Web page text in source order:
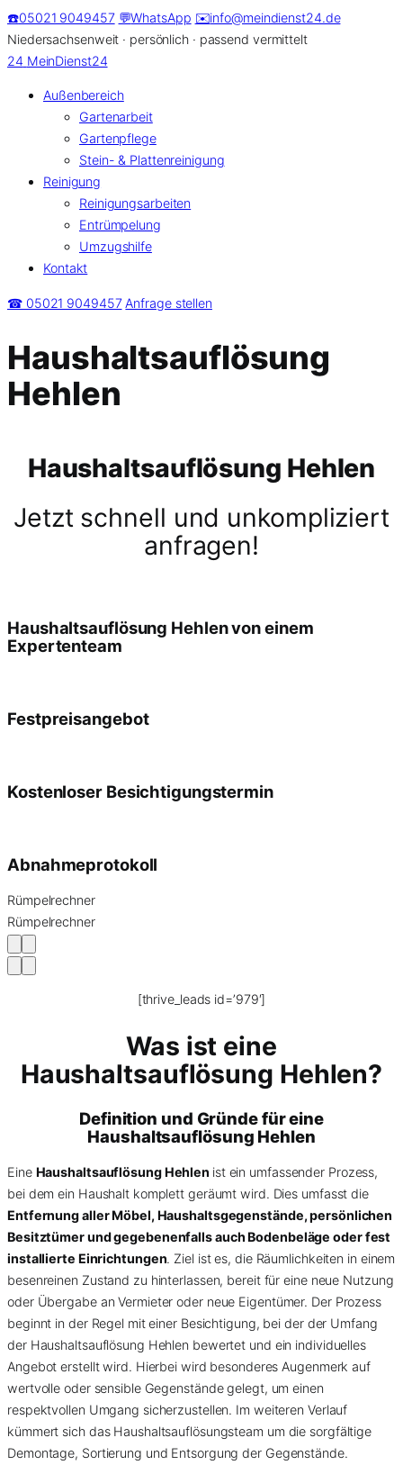
Zum
Inhalt
springen
☎️05021 9049457 💬WhatsApp ✉️info@meindienst24.de
Niedersachsenweit · persönlich · passend vermittelt
24 MeinDienst24
Außenbereich
Gartenarbeit
Gartenpflege
Stein- & Plattenreinigung
Reinigung
Reinigungsarbeiten
Entrümpelung
Umzugshilfe
Kontakt
☎ 05021 9049457 Anfrage stellen
Haushaltsauflösung
Hehlen
Haushaltsauflösung Hehlen
Jetzt schnell und unkompliziert
anfragen!
Haushaltsauflösung Hehlen von einem
Expertenteam
Festpreisangebot
Kostenloser Besichtigungstermin
Abnahmeprotokoll
Rümpelrechner
Rümpelrechner
[thrive_leads id=’979′]
Was ist eine
Haushaltsauflösung Hehlen?
Definition und Gründe für eine
Haushaltsauflösung Hehlen
Eine Haushaltsauflösung Hehlen ist ein umfassender Prozess,
bei dem ein Haushalt komplett geräumt wird. Dies umfasst die
Entfernung aller Möbel, Haushaltsgegenstände, persönlichen
Besitztümer und gegebenenfalls auch Bodenbeläge oder fest
installierte Einrichtungen. Ziel ist es, die Räumlichkeiten in einem
besenreinen Zustand zu hinterlassen, bereit für eine neue Nutzung
oder Übergabe an Vermieter oder neue Eigentümer. Der Prozess
beginnt in der Regel mit einer Besichtigung, bei der der Umfang
der Haushaltsauflösung Hehlen bewertet und ein individuelles
Angebot erstellt wird. Hierbei wird besonderes Augenmerk auf
wertvolle oder sensible Gegenstände gelegt, um einen
respektvollen Umgang sicherzustellen. Im weiteren Verlauf
kümmert sich das Haushaltsauflösungsteam um die sorgfältige
Demontage, Sortierung und Entsorgung der Gegenstände.